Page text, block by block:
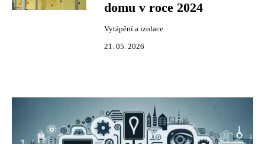
domu v roce 2024
Vytápění a izolace
21. 05. 2026